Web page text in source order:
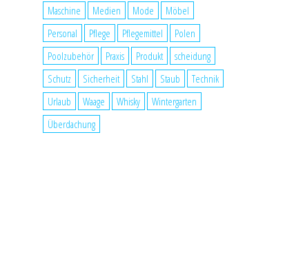
Maschine
Medien Mode
Möbel
Personal
Pflege Pflegemittel
Polen
Poolzubehör
Praxis Produkt
scheidung
Schutz
Sicherheit Stahl Staub
Technik
Urlaub
Waage Whisky
Wintergarten
Überdachung